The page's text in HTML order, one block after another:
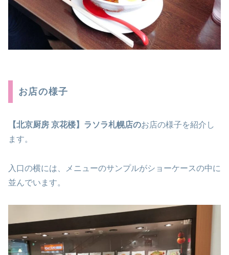
お店の様子
【北京厨房 京花楼】ラソラ札幌店のお店の様子を紹介し
ます。
入口の横には、メニューのサンプルがショーケースの中に
並んでいます。